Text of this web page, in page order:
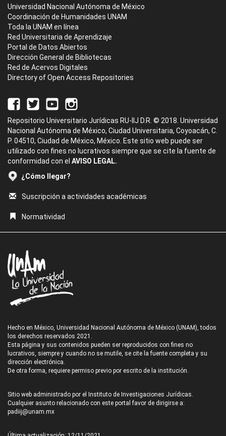
Universidad Nacional Autónoma de México
Coordinación de Humanidades UNAM
Toda la UNAM en línea
Red Universitaria de Aprendizaje
Portal de Datos Abiertos
Dirección General de Bibliotecas
Red de Acervos Digitales
Directory of Open Access Repositories
Repositorio Universitario Jurídicas RU-IIJ D.R. © 2018. Universidad
Nacional Autónoma de México, Ciudad Universitaria, Coyoacán, C.
P. 04510, Ciudad de México, México. Este sitio web puede ser
utilizado con fines no lucrativos siempre que se cite la fuente de
conformidad con el AVISO LEGAL.
¿Cómo llegar?
Suscripción a actividades académicas
Normatividad
Hecho en México, Universidad Nacional Autónoma de México (UNAM), todos
los derechos reservados 2021.
Esta página y sus contenidos pueden ser reproducidos con fines no
lucrativos, siempre y cuando no se mutile, se cite la fuente completa y su
dirección electrónica.
De otra forma, requiere permiso previo por escrito de la institución.
Sitio web administrado por el Instituto de Investigaciones Jurídicas.
Cualquier asunto relacionado con este portal favor de dirigirse a:
padiij@unam.mx